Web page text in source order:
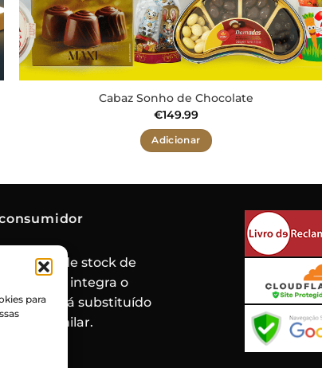
para
Cabaz Sonho de Chocolate
€149.99
Adicionar
de rotura de stock de
que integra o
será substituído
similar.